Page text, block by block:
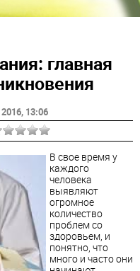
главная
, 13:06
В свое время у
каждого
человека
выявляют
огромное
количество
проблем со
здоровьем, и
понятно, что
много и часто они